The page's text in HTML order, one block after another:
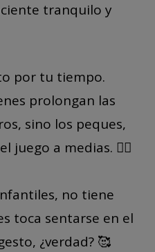
tranquilo y
por tu tiempo.
prolongan las
sino los peques,
juego a medias. 🤸‍♀️
no tiene
toca sentarse en el
¿verdad? 🥰